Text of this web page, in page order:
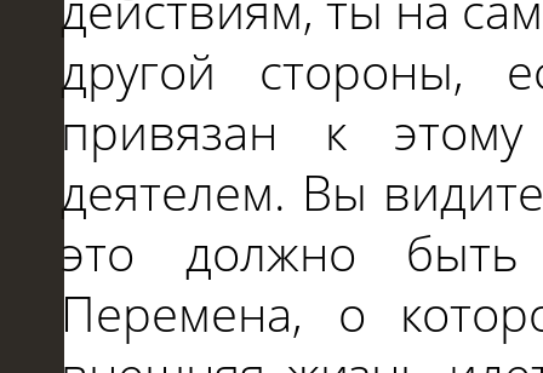
другой стороны,
привязан к
деятелем. Вы
это должно
Перемена, о